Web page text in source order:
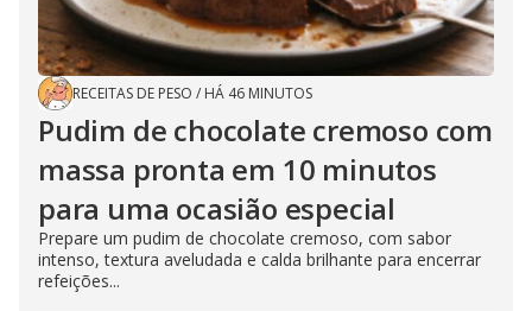
RECEITAS DE PESO / HÁ 46 MINUTOS
Pudim de chocolate cremoso com
massa pronta em 10 minutos
para uma ocasião especial
Prepare um pudim de chocolate cremoso, com sabor
intenso, textura aveludada e calda brilhante para encerrar
refeições...